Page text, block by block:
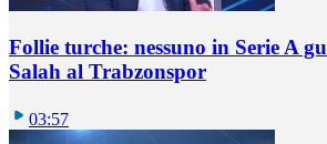
Follie turche: nessuno in Serie A
Salah al Trabzonspor
03:57